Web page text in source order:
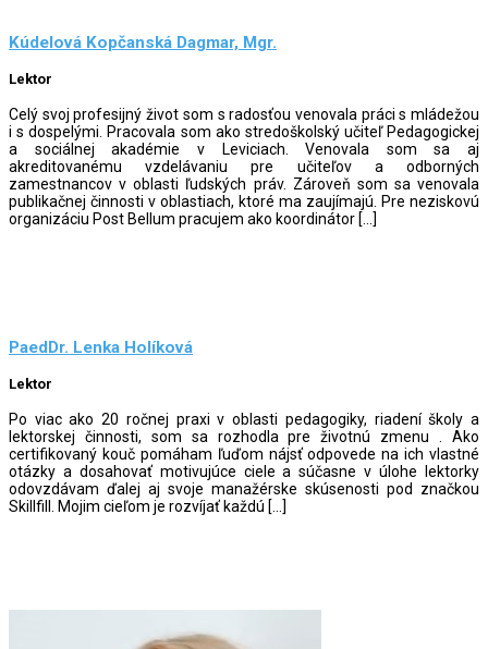
Kúdelová Kopčanská Dagmar, Mgr.
Lektor
Celý svoj profesijný život som s radosťou venovala práci s mládežou
i s dospelými. Pracovala som ako stredoškolský učiteľ Pedagogickej
a sociálnej akadémie v Leviciach. Venovala som sa aj
akreditovanému vzdelávaniu pre učiteľov a odborných
zamestnancov v oblasti ľudských práv. Zároveň som sa venovala
publikačnej činnosti v oblastiach, ktoré ma zaujímajú. Pre neziskovú
organizáciu Post Bellum pracujem ako koordinátor […]
PaedDr. Lenka Holíková
Lektor
Po viac ako 20 ročnej praxi v oblasti pedagogiky, riadení školy a
lektorskej činnosti, som sa rozhodla pre životnú zmenu . Ako
certifikovaný kouč pomáham ľuďom nájsť odpovede na ich vlastné
otázky a dosahovať motivujúce ciele a súčasne v úlohe lektorky
odovzdávam ďalej aj svoje manažérske skúsenosti pod značkou
Skillfill. Mojim cieľom je rozvíjať každú […]